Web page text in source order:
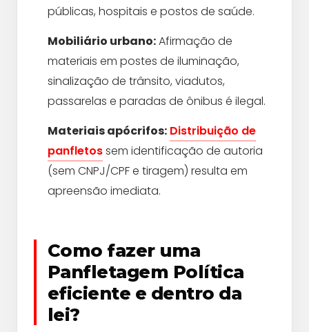
públicas, hospitais e postos de saúde.
Mobiliário urbano:Afirmação de
materiais em postes de iluminação,
sinalização de trânsito, viadutos,
passarelas e paradas de ônibus é ilegal.
Materiais apócrifos: Distribuição de
panfletossem identificação de autoria
(sem CNPJ/CPF e tiragem) resulta em
apreensão imediata.
Como fazer uma
Panfletagem Política
eficiente e dentro da
lei?